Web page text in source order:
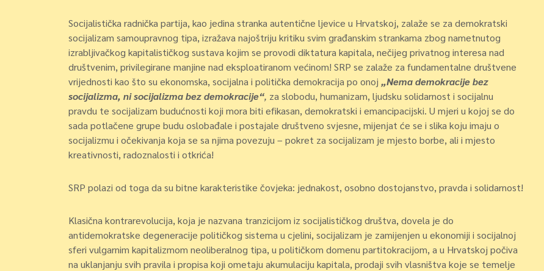
Socijalistička radnička partija, kao jedina stranka autentične ljevice u Hrvatskoj, zalaže se za demokratski
socijalizam samoupravnog tipa, izražava najoštriju kritiku svim građanskim strankama zbog nametnutog
izrabljivačkog kapitalističkog sustava kojim se provodi diktatura kapitala, nečijeg privatnog interesa nad
društvenim, privilegirane manjine nad eksploatiranom većinom! SRP se zalaže za fundamentalne društvene
vrijednosti kao što su ekonomska, socijalna i politička demokracija po onoj „Nema demokracije bez
socijalizma, ni socijalizma bez demokracije“, za slobodu, humanizam, ljudsku solidarnost i socijalnu
pravdu te socijalizam budućnosti koji mora biti efikasan, demokratski i emancipacijski. U mjeri u kojoj se do
sada potlačene grupe budu oslobađale i postajale društveno svjesne, mijenjat će se i slika koju imaju o
socijalizmu i očekivanja koja se sa njima povezuju – pokret za socijalizam je mjesto borbe, ali i mjesto
kreativnosti, radoznalosti i otkrića!
SRP polazi od toga da su bitne karakteristike čovjeka: jednakost, osobno dostojanstvo, pravda i solidarnost!
Klasična kontrarevolucija, koja je nazvana tranzicijom iz socijalističkog društva, dovela je do
antidemokratske degeneracije političkog sistema u cjelini, socijalizam je zamijenjen u ekonomiji i socijalnoj
sferi vulgarnim kapitalizmom neoliberalnog tipa, u političkom domenu partitokracijom, a u Hrvatskoj počiva
na uklanjanju svih pravila i propisa koji ometaju akumulaciju kapitala, prodaji svih vlasništva koje se temelje